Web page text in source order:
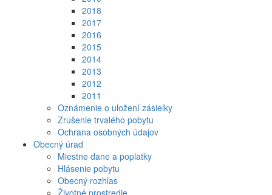
2018
2017
2016
2015
2014
2013
2012
2011
Oznámenie o uložení zásielky
Zrušenie trvalého pobytu
Ochrana osobných údajov
Obecný úrad
Miestne dane a poplatky
Hlásenie pobytu
Obecný rozhlas
Životné prostredie